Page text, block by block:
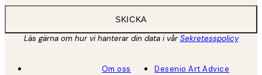
SKICKA
Läs gärna om hur vi hanterar din data i vårSekretesspolicy
Om oss
Desenio Art Advice